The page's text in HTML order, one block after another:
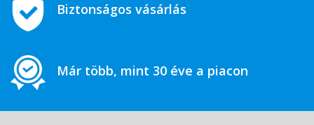
Biztonságos vásárlás
Már több, mint 30 éve a piacon